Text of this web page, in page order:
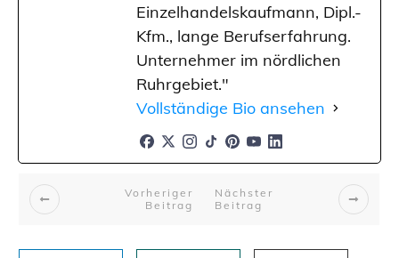
Einzelhandelskaufmann, Dipl.-
Kfm., lange Berufserfahrung.
Unternehmer im nördlichen
Ruhrgebiet."
Vollständige Bio ansehen
Vorheriger
Beitrag
Nächster
Beitrag